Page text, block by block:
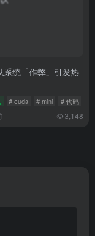
系统「作弊」引发热
# cuda # mini # 代码
3,148